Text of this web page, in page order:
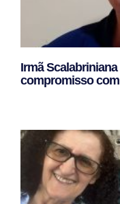
Irmã
compromisso